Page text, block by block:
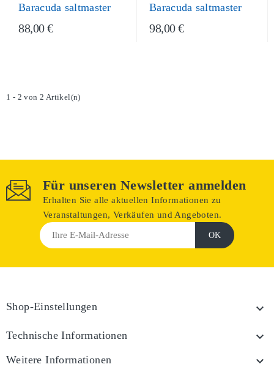
Baracuda saltmaster
88,00 €
Baracuda saltmaster
98,00 €
1 - 2 von 2 Artikel(n)
Für unseren Newsletter anmelden
Erhalten Sie alle aktuellen Informationen zu
Veranstaltungen, Verkäufen und Angeboten.
Shop-Einstellungen 
Technische Informationen 
Weitere Informationen 